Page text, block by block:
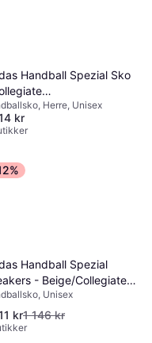
Handball Spezial Sko
None/Cloud White
Herre, Unisex
kr
Handball Spezial
- Beige/Collegiate
Gum Unisex
kr1 146 kr